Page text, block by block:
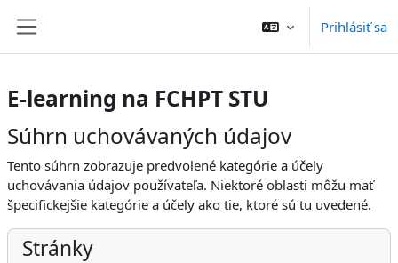
Prihlásiť sa
E-learning na FCHPT STU
Súhrn uchovávaných údajov
Tento súhrn zobrazuje predvolené kategórie a účely
uchovávania údajov používateľa. Niektoré oblasti môžu mať
špecifickejšie kategórie a účely ako tie, ktoré sú tu uvedené.
Stránky